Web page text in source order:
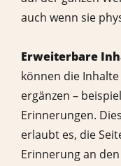
auch wenn sie
Erweiterbare
können die
ergänzen –
Erinnerungen.
erlaubt es, die
Erinnerung an